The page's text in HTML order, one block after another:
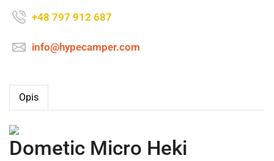
+48 797 912 687
info@hypecamper.com
Opis
Dometic Micro Heki